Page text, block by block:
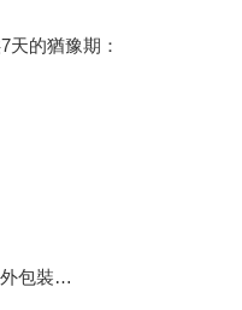
的猶豫期：
外包裝…